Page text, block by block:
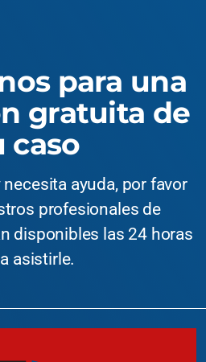
para una
gratuita de
caso
ayuda, por favor
profesionales de
disponibles las 24 horas
asistirle.